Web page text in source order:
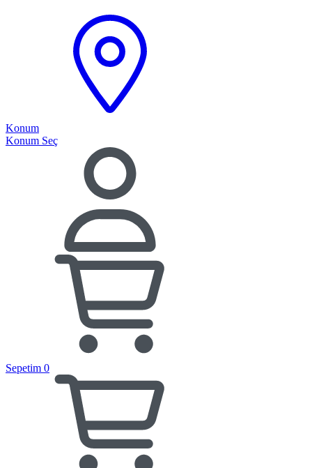
Konum
Konum Seç
Sepetim 0